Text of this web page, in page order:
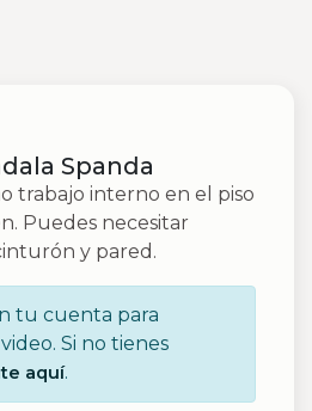
Spanda
trabajo interno en el piso
Puedes necesitar
y pared.
tu cuenta para
Si no tienes
aquí.